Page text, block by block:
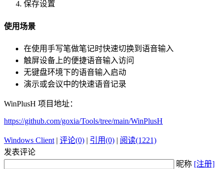
保存设置
使用场景
在使用手写笔做笔记时快速切换到语音输入
触屏设备上的便捷语音输入访问
无键盘环境下的语音输入启动
演示或会议中的快速语音记录
WinPlusH 项目地址：
https://github.com/goxia/Tools/tree/main/WinPlusH
Windows Client | 评论(0) | 引用(0) | 阅读(1221)
发表评论
昵称 [注册]